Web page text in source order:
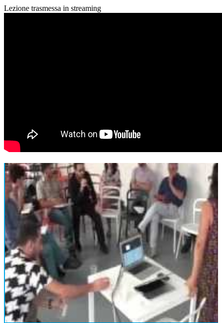
Lezione trasmessa in streaming